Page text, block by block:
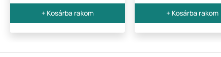
+ Kosárba rakom + Kosárba rakom